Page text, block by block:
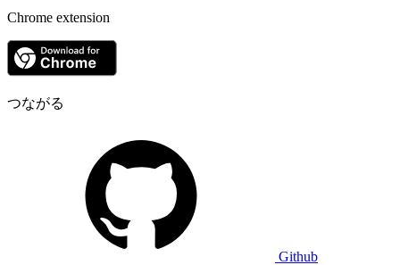
Chrome extension
つながる
Github